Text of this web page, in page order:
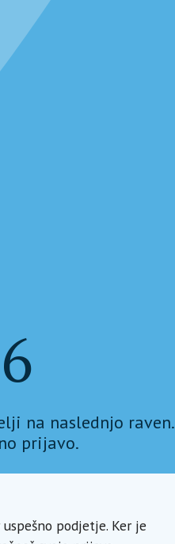
na naslednjo raven.
prijavo.
podjetje. Ker je